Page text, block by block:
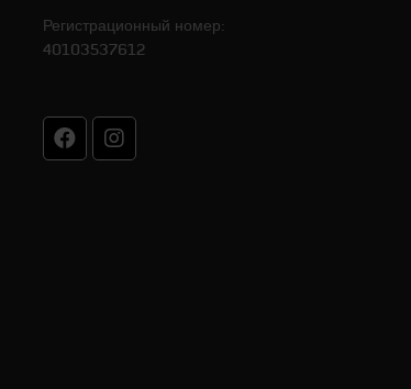
Регистрационный номер:
40103537612